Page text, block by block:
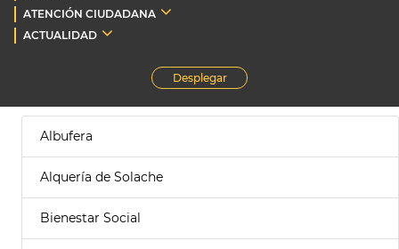
ATENCIÓN CIUDADANA
ACTUALIDAD
Desplegar
Albufera
Alquería de Solache
Bienestar Social